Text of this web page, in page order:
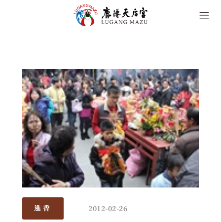
進香 2012-02-26